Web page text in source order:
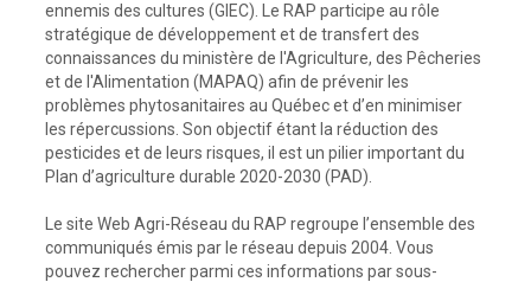
ennemis des cultures (GIEC). Le RAP participe au rôle
stratégique de développement et de transfert des
connaissances du ministère de l'Agriculture, des Pêcheries
et de l'Alimentation (MAPAQ) afin de prévenir les
problèmes phytosanitaires au Québec et d’en minimiser
les répercussions. Son objectif étant la réduction des
pesticides et de leurs risques, il est un pilier important du
Plan d’agriculture durable 2020-2030 (PAD).
Le site Web Agri-Réseau du RAP regroupe l’ensemble des
communiqués émis par le réseau depuis 2004. Vous
pouvez rechercher parmi ces informations par sous-